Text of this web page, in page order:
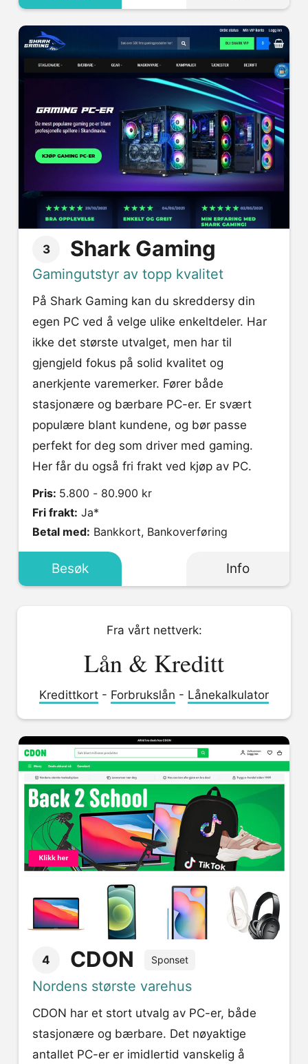
3 Shark Gaming
Gamingutstyr av topp kvalitet
På Shark Gaming kan du skreddersy din
egen PC ved å velge ulike enkeltdeler. Har
ikke det største utvalget, men har til
gjengjeld fokus på solid kvalitet og
anerkjente varemerker. Fører både
stasjonære og bærbare PC-er. Er svært
populære blant kundene, og bør passe
perfekt for deg som driver med gaming.
Her får du også fri frakt ved kjøp av PC.
Pris: 5.800 - 80.900 kr
Fri frakt: Ja*
Betal med: Bankkort, Bankoverføring
Besøk Info
Fra vårt nettverk:
Lån & Kreditt
Kredittkort - Forbrukslån - Lånekalkulator
4 CDON Sponset
Nordens største varehus
CDON har et stort utvalg av PC-er, både
stasjonære og bærbare. Det nøyaktige
antallet PC-er er imidlertid vanskelig å